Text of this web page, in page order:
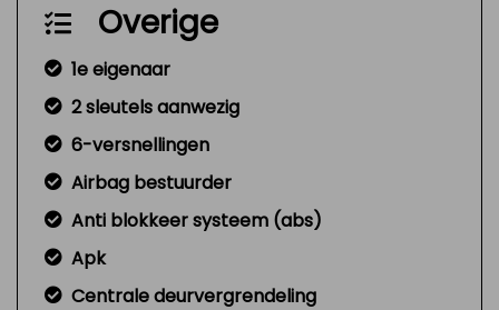
Overige
1e eigenaar
2 sleutels aanwezig
6-versnellingen
Airbag bestuurder
Anti blokkeer systeem (abs)
Apk
Centrale deurvergrendeling